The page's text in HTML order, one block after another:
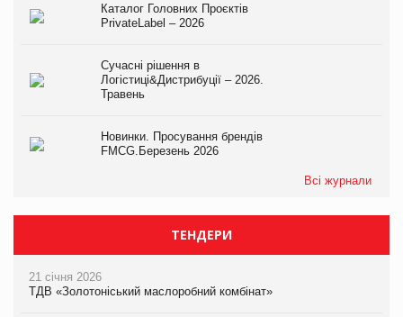
Каталог Головних Проєктів
PrivateLabel – 2026
Сучасні рішення в
Логістиці&Дистрибуції – 2026.
Травень
Новинки. Просування брендів
FMCG.Березень 2026
Всі журнали
ТЕНДЕРИ
21 січня 2026
ТДВ «Золотоніський маслоробний комбінат»